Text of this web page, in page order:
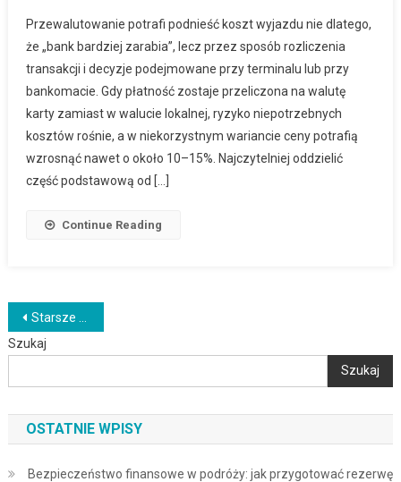
Przewalutowanie potrafi podnieść koszt wyjazdu nie dlatego,
że „bank bardziej zarabia”, lecz przez sposób rozliczenia
transakcji i decyzje podejmowane przy terminalu lub przy
bankomacie. Gdy płatność zostaje przeliczona na walutę
karty zamiast w walucie lokalnej, ryzyko niepotrzebnych
kosztów rośnie, a w niekorzystnym wariancie ceny potrafią
wzrosnąć nawet o około 10–15%. Najczytelniej oddzielić
część podstawową od […]
Continue Reading
Nawigacja
po
wpisach
Starsze wpisy
Szukaj
Szukaj
OSTATNIE WPISY
Bezpieczeństwo finansowe w podróży: jak przygotować rezerwę